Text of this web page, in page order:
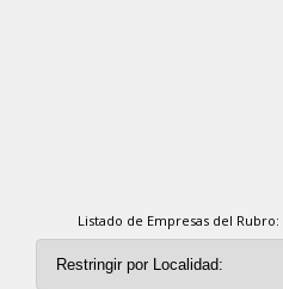
Listado de Empresas del Rubro: